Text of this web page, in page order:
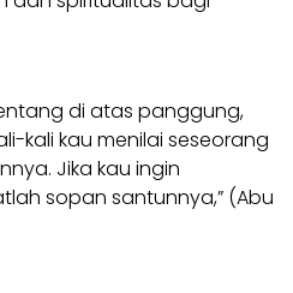
di atas panggung,
kali kau menilai seseorang
Jika kau ingin
sopan santunnya,” (Abu